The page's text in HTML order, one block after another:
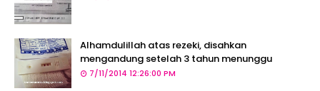
Alhamdulillah atas rezeki, disahkan
mengandung setelah 3 tahun menunggu
7/11/2014 12:26:00 PM